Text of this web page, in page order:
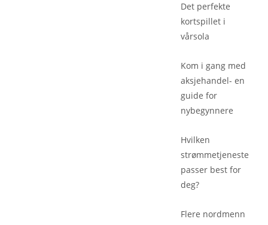
Det perfekte
kortspillet i
vårsola
Kom i gang med
aksjehandel- en
guide for
nybegynnere
Hvilken
strømmetjeneste
passer best for
deg?
Flere nordmenn